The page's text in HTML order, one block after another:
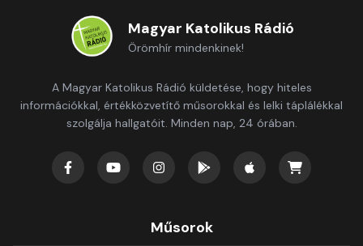
Magyar Katolikus Rádió
Örömhír mindenkinek!
A Magyar Katolikus Rádió küldetése, hogy hiteles
információkkal, értékközvetítő műsorokkal és lelki táplálékkal
szolgálja hallgatóit. Minden nap, 24 órában.
Műsorok